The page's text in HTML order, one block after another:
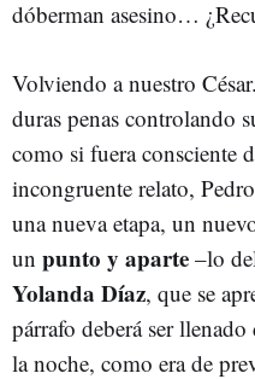
dóberman asesino…
Volviendo a nuestro
duras penas controlando
como si fuera consciente
incongruente relato,
una nueva etapa, un
un punto y aparte –lo
Yolanda Díaz, que se
párrafo deberá ser
la noche, como era de